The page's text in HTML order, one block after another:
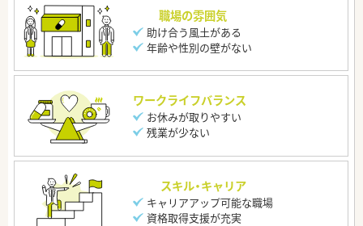
職場の雰囲気
助け合う風土がある
年齢や性別の壁がない
ワークライフバランス
お休みが取りやすい
残業が少ない
スキル・キャリア
キャリアアップ可能な職場
資格取得支援が充実